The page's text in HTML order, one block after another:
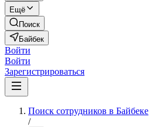
Ещё
Поиск
Байбек
Войти
Войти
Зарегистрироваться
Поиск сотрудников в Байбеке
/